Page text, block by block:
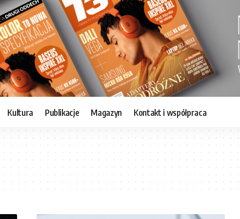
Kultura Publikacje Magazyn Kontakt i współpraca